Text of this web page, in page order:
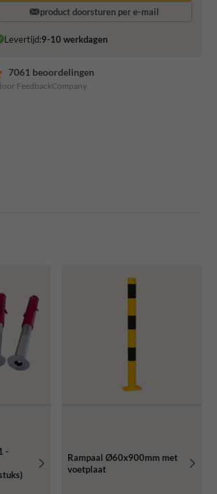
product doorsturen per e-mail
Levertijd:9-10 werkdagen
7061 beoordelingen
FeedbackCompany
-
Rampaal Ø60x900mm met
voetplaat